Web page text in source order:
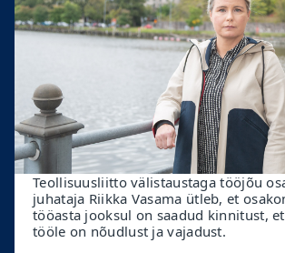
Teollisuusliitto välistaustaga tööjõu
juhataja Riikka Vasama ütleb, et
tööasta jooksul on saadud kinnitust,
tööle on nõudlust ja vajadust.